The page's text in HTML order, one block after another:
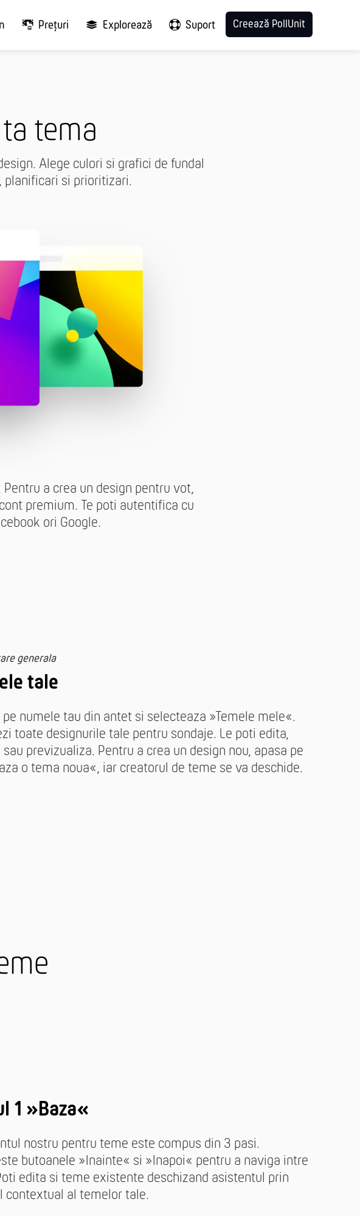
Prețuri Explorează Suport Creează PollUnit
tema
Alege culori si grafici de fundal
si prioritizari.
a crea un design pentru vot,
premium. Te poti autentifica cu
ori Google.
generala
tale
pe numele tau din antet si selecteaza »Temele mele«.
toate designurile tale pentru sondaje. Le poti edita,
sau previzualiza. Pentru a crea un design nou, apasa pe
o tema noua«, iar creatorul de teme se va deschide.
1 »Baza«
nostru pentru teme este compus din 3 pasi.
butoanele »Inainte« si »Inapoi« pentru a naviga intre
edita si teme existente deschizand asistentul prin
contextual al temelor tale.